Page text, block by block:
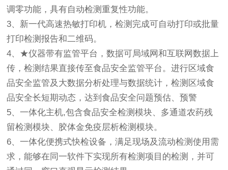
调零功能，具有自动检测重复性功能。
3、新一代高速热敏打印机，检测完成可自动打印或批量
打印检测报告和二维码。
4、★仪器带有监管平台，数据可局域网和互联网数据上
传，检测结果直接传至食品安全监管平台。进行区域食
品安全监管及大数据分析处理与数据统计，检测区域食
品安全长短期动态，达到食品安全问题预估、预警
5、一体化主机,包含食品安全检测模块、多通道农药残
留检测模块、胶体金免疫层析检测模块。
6、一体化便携式快检设备，满足现场及流动检测使用需
求，能够在同一软件下实现所有检测项目的检测，并可